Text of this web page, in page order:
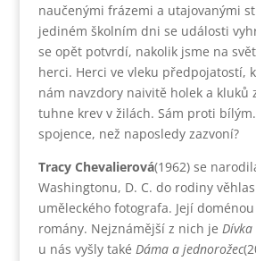
naučenými frázemi a utajovanými
jediném školním dni se události
se opět potvrdí, nakolik jsme na
herci. Herci ve vleku předpojatostí,
nám navzdory naivitě holek a kluků
tuhne krev v žilách. Sám proti
spojence, než naposledy zazvoní?
Tracy Chevalierová(1962) se
Washingtonu, D. C. do rodiny
uměleckého fotografa. Její
romány. Nejznámější z nich je
u nás vyšly také Dáma a jednorožec